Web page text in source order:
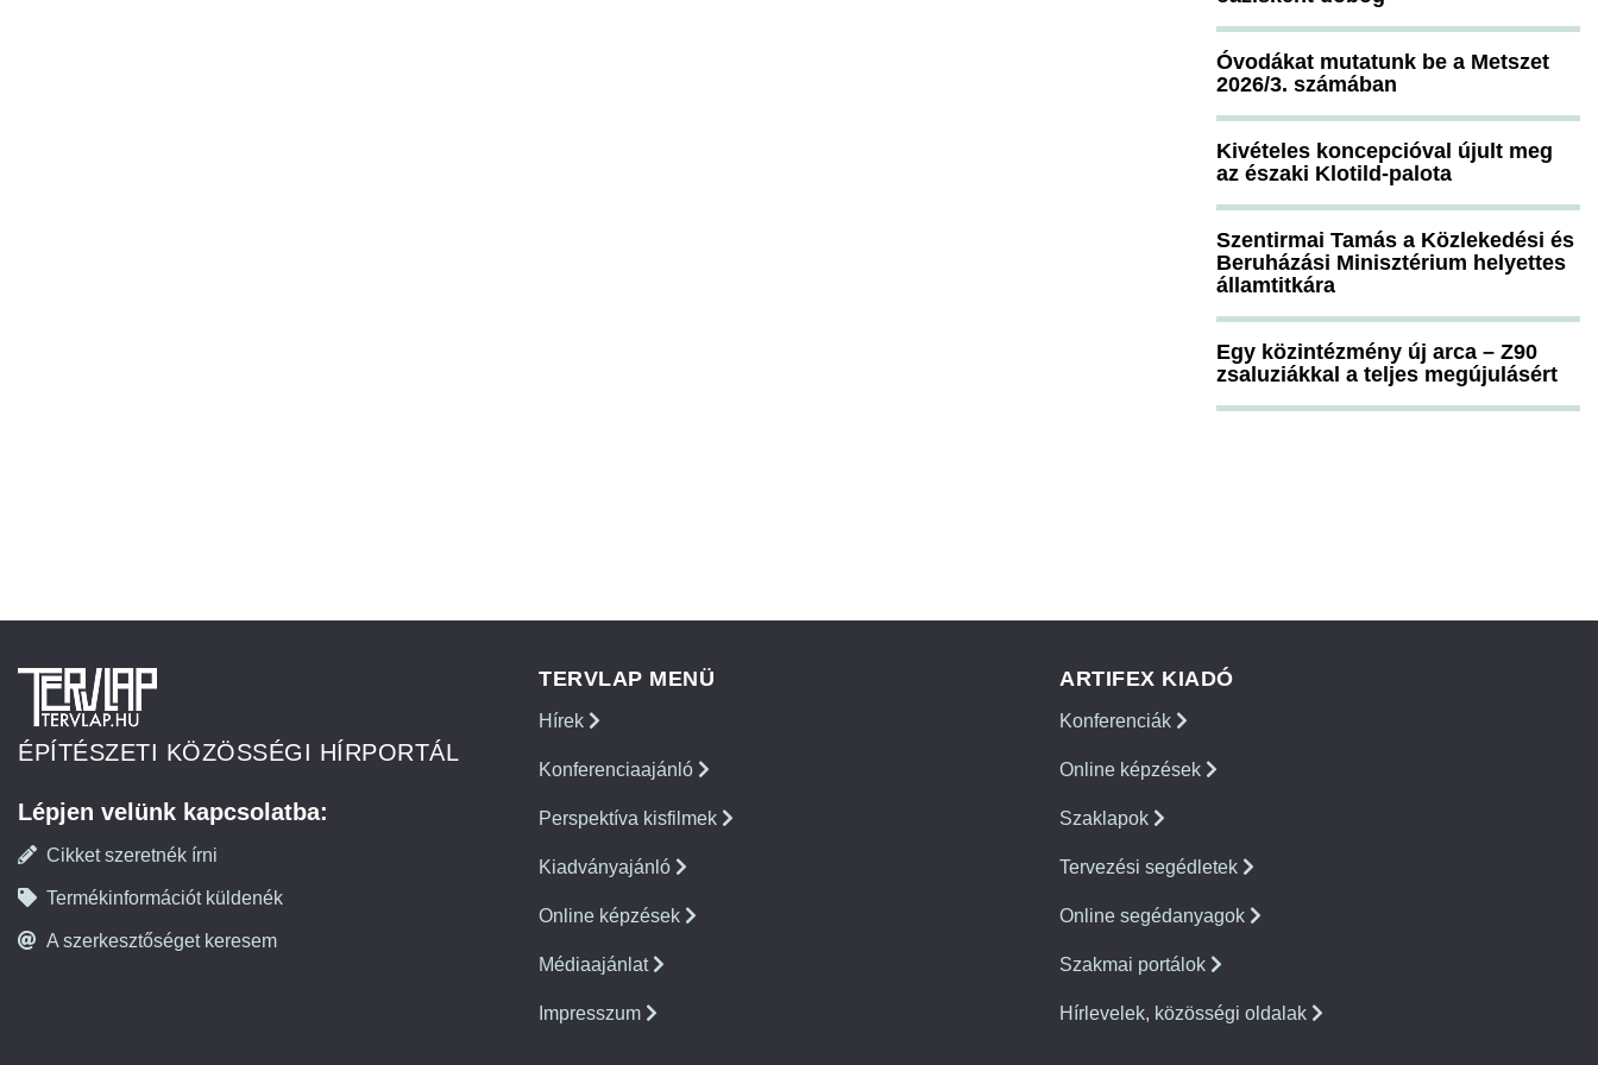
Óvodákat mutatunk be a Metszet
2026/3. számában
Kivételes koncepcióval újult meg
az északi Klotild-palota
Szentirmai Tamás a Közlekedési és
Beruházási Minisztérium helyettes
államtitkára
Egy közintézmény új arca – Z90
zsaluziákkal a teljes megújulásért
ÉPÍTÉSZETI KÖZÖSSÉGI HÍRPORTÁL
Lépjen velünk kapcsolatba:
Cikket szeretnék írni
Termékinformációt küldenék
A szerkesztőséget keresem
TERVLAP MENÜ
Hírek
Konferenciaajánló
Perspektíva kisfilmek
Kiadványajánló
Online képzések
Médiaajánlat
Impresszum
ARTIFEX KIADÓ
Konferenciák
Online képzések
Szaklapok
Tervezési segédletek
Online segédanyagok
Szakmai portálok
Hírlevelek, közösségi oldalak